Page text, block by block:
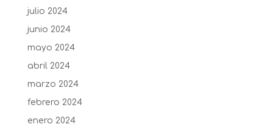
julio 2024
junio 2024
mayo 2024
abril 2024
marzo 2024
febrero 2024
enero 2024